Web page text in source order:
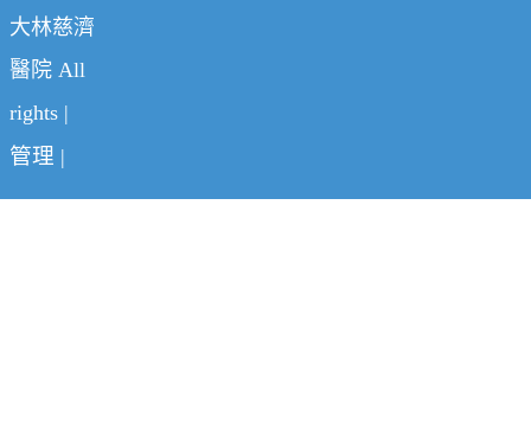
大林慈濟
醫院 All
rights |
管理 |